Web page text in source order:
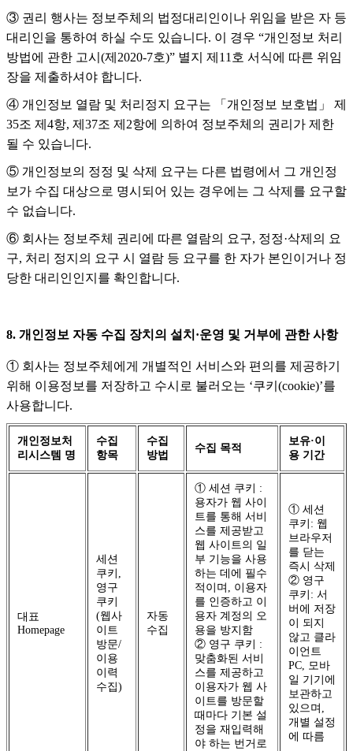
③ 권리 행사는 정보주체의 법정대리인이나 위임을 받은 자 등
대리인을 통하여 하실 수도 있습니다. 이 경우 “개인정보 처리
방법에 관한 고시(제2020-7호)” 별지 제11호 서식에 따른 위임
장을 제출하셔야 합니다.
④ 개인정보 열람 및 처리정지 요구는 「개인정보 보호법」 제
35조 제4항, 제37조 제2항에 의하여 정보주체의 권리가 제한
될 수 있습니다.
⑤ 개인정보의 정정 및 삭제 요구는 다른 법령에서 그 개인정
보가 수집 대상으로 명시되어 있는 경우에는 그 삭제를 요구할
수 없습니다.
⑥ 회사는 정보주체 권리에 따른 열람의 요구, 정정·삭제의 요
구, 처리 정지의 요구 시 열람 등 요구를 한 자가 본인이거나 정
당한 대리인인지를 확인합니다.
8. 개인정보 자동 수집 장치의 설치·운영 및 거부에 관한 사항
① 회사는 정보주체에게 개별적인 서비스와 편의를 제공하기
위해 이용정보를 저장하고 수시로 불러오는 ‘쿠키(cookie)’를
사용합니다.
개인정보처
리시스템 명
수집
항목
수집
방법
수집 목적
보유·이
용 기간
대표
Homepage
세션
쿠키,
영구
쿠키
(웹사
이트
방문/
이용
이력
수집)
자동
수집
① 세션 쿠키 :
용자가 웹 사이
트를 통해 서비
스를 제공받고
웹 사이트의 일
부 기능을 사용
하는 데에 필수
적이며, 이용자
를 인증하고 이
용자 계정의 오
용을 방지함
② 영구 쿠키 :
맞춤화된 서비
스를 제공하고
이용자가 웹 사
이트를 방문할
때마다 기본 설
정을 재입력해
야 하는 번거로
① 세션
쿠키: 웹
브라우저
를 닫는
즉시 삭제
② 영구
쿠키: 서
버에 저장
이 되지
않고 클라
이언트
PC, 모바
일 기기에
보관하고
있으며,
개별 설정
에 따름